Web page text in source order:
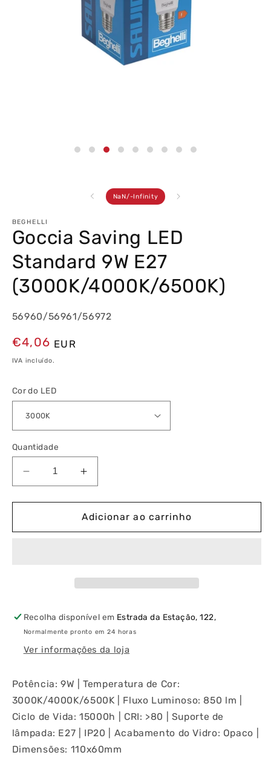
NaN/ de
-Infinity
BEGHELLI
Goccia Saving LED
Standard 9W E27
(3000K/4000K/6500K)
56960/56961/56972
Preço
normal
€4,06 EUR
IVA incluído.
Cor do LED
Quantidade
Diminuir
a
quantidade
Goccia
Aumentar
a
quantidade
de
Goccia
Adicionar ao carrinho
Recolha disponível em Estrada da Estação, 122,
Normalmente pronto em 24 horas
Ver informações da loja
Potência: 9W | Temperatura de Cor:
3000K/4000K/6500K | Fluxo Luminoso: 850 lm |
Ciclo de Vida: 15000h | CRI: >80 | Suporte de
lâmpada: E27 | IP20 | Acabamento do Vidro: Opaco |
Dimensões: 110x60mm